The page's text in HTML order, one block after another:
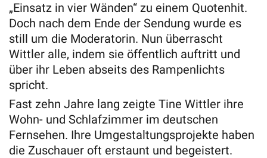
„Einsatz in vier Wänden“ zu einem Quotenhit.
Doch nach dem Ende der Sendung wurde es
still um die Moderatorin. Nun überrascht
Wittler alle, indem sie öffentlich auftritt und
über ihr Leben abseits des Rampenlichts
spricht.
Fast zehn Jahre lang zeigte Tine Wittler ihre
Wohn- und Schlafzimmer im deutschen
Fernsehen. Ihre Umgestaltungsprojekte haben
die Zuschauer oft erstaunt und begeistert.